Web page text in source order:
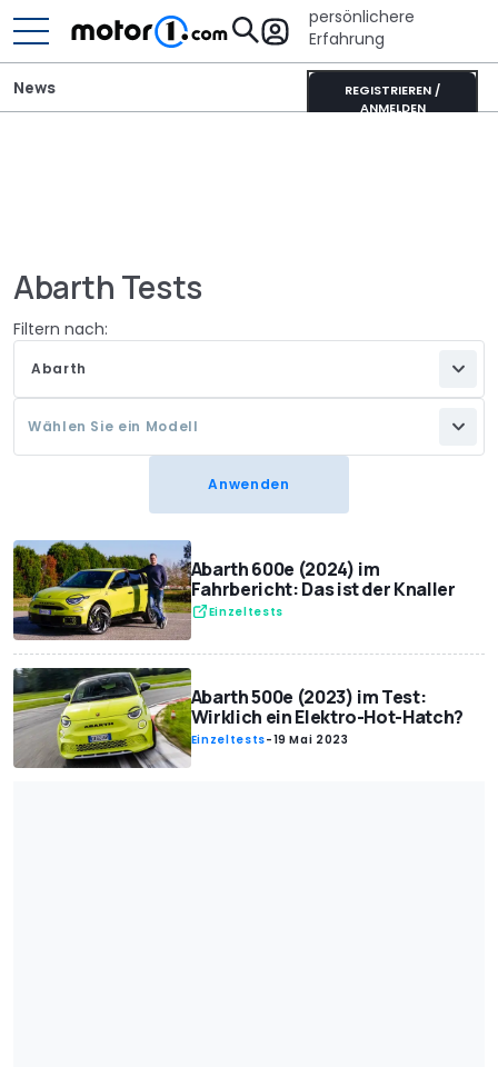
persönlichere
Erfahrung
REGISTRIEREN /
ANMELDEN
News
Abarth Tests
Filtern nach:
Abarth
Wählen Sie ein Modell
Abarth 600e (2024) im
Fahrbericht: Das ist der Knaller
Einzeltests
Abarth 500e (2023) im Test:
Wirklich ein Elektro-Hot-Hatch?
Einzeltests-19 Mai 2023